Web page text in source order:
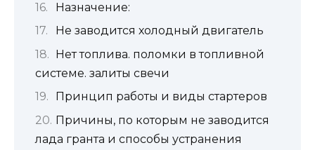
Назначение:
Не заводится холодный двигатель
Нет топлива. поломки в топливной
системе. залиты свечи
Принцип работы и виды стартеров
Причины, по которым не заводится
лада гранта и способы устранения